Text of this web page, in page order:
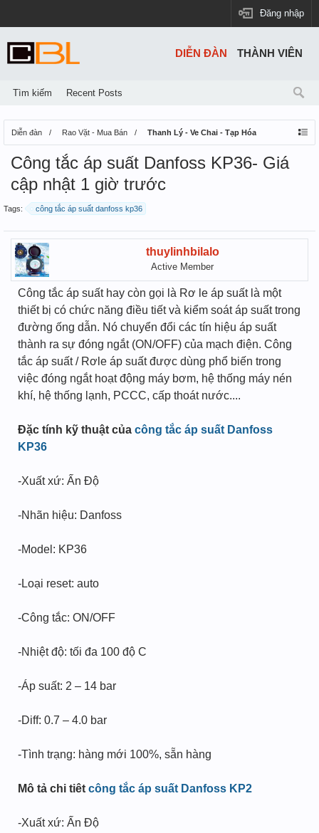
Đăng nhập
Diễn đàn Rao Vặt - Mua Bán Thanh Lý - Ve Chai - Tạp Hóa
Công tắc áp suất Danfoss KP36- Giá
cập nhật 1 giờ trước
Tags: công tắc áp suất danfoss kp36
thuylinhbilalo
Active Member
Công tắc áp suất hay còn gọi là Rơ le áp suất là một
thiết bị có chức năng điều tiết và kiểm soát áp suất trong
đường ống dẫn. Nó chuyển đổi các tín hiệu áp suất
thành ra sự đóng ngắt (ON/OFF) của mạch điện. Công
tắc áp suất / Rơle áp suất được dùng phổ biến trong
việc đóng ngắt hoạt động máy bơm, hệ thống máy nén
khí, hệ thống lạnh, PCCC, cấp thoát nước....
Đặc tính kỹ thuật của công tắc áp suất Danfoss
KP36
-Xuất xứ: Ấn Độ
-Nhãn hiệu: Danfoss
-Model: KP36
-Loại reset: auto
-Công tắc: ON/OFF
-Nhiệt độ: tối đa 100 độ C
-Áp suất: 2 – 14 bar
-Diff: 0.7 – 4.0 bar
-Tình trạng: hàng mới 100%, sẵn hàng
Mô tả chi tiêt công tắc áp suất Danfoss KP2
-Xuất xứ: Ấn Độ
DIỄN ĐÀN
Tìm kiếm Recent Posts
THÀNH VIÊN